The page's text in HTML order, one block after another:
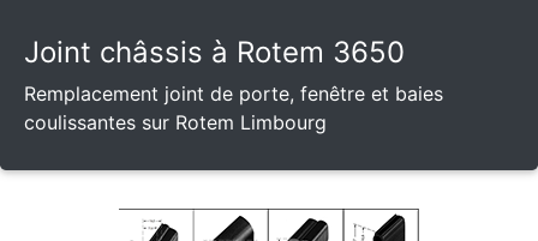
Joint châssis à Rotem 3650
Remplacement joint de porte, fenêtre et baies
coulissantes sur Rotem Limbourg